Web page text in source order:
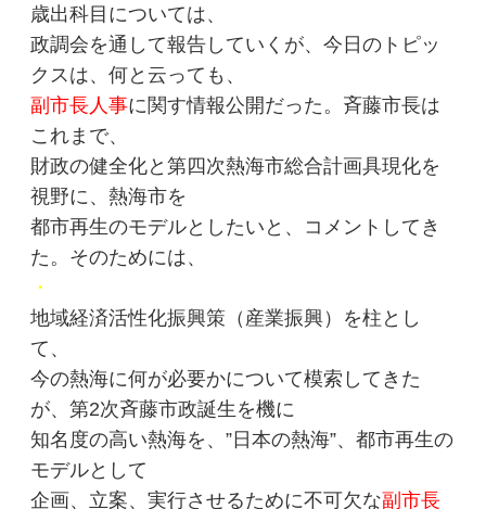
歳出科目については、
政調会を通して報告していくが、今日のトピッ
クスは、何と云っても、
副市長人事に関す情報公開だった。斉藤市長は
これまで、
財政の健全化と第四次熱海市総合計画具現化を
視野に、熱海市を
都市再生のモデルとしたいと、コメントしてき
た。そのためには、
・
地域経済活性化振興策（産業振興）を柱とし
て、
今の熱海に何が必要かについて模索してきた
が、第2次斉藤市政誕生を機に
知名度の高い熱海を、”日本の熱海”、都市再生の
モデルとして
企画、立案、実行させるために不可欠な副市長